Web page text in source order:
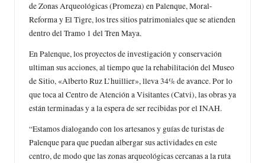
de Zonas Arqueológicas (Promeza) en Palenque, Moral-
Reforma y El Tigre, los tres sitios patrimoniales que se atienden
dentro del Tramo 1 del Tren Maya.
En Palenque, los proyectos de investigación y conservación
ultiman sus acciones, al tiempo que la rehabilitación del Museo
de Sitio, «Alberto Ruz L’huillier», lleva 34% de avance. Por lo
que toca al Centro de Atención a Visitantes (Catvi), las obras ya
están terminadas y a la espera de ser recibidas por el INAH.
“Estamos dialogando con los artesanos y guías de turistas de
Palenque para que puedan albergar sus actividades en este
centro, de modo que las zonas arqueológicas cercanas a la ruta